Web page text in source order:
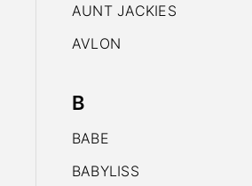
AUNT JACKIES
AVLON
B
BABE
BABYLISS